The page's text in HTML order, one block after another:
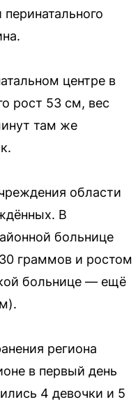
центре в
рост 53 см, вес
там же
области
В
больнице
граммов и ростом
больнице — ещё
региона
в первый день
4 девочки и 5